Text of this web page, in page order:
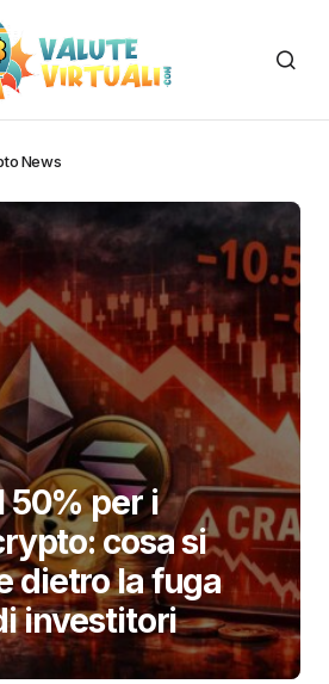
News
50% per i
cosa si
dietro la fuga
investitori